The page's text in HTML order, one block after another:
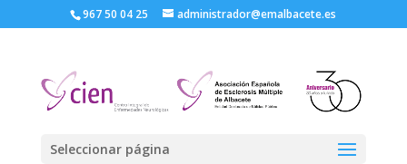
967 50 04 25 administrador@emalbacete.es
Seleccionar página